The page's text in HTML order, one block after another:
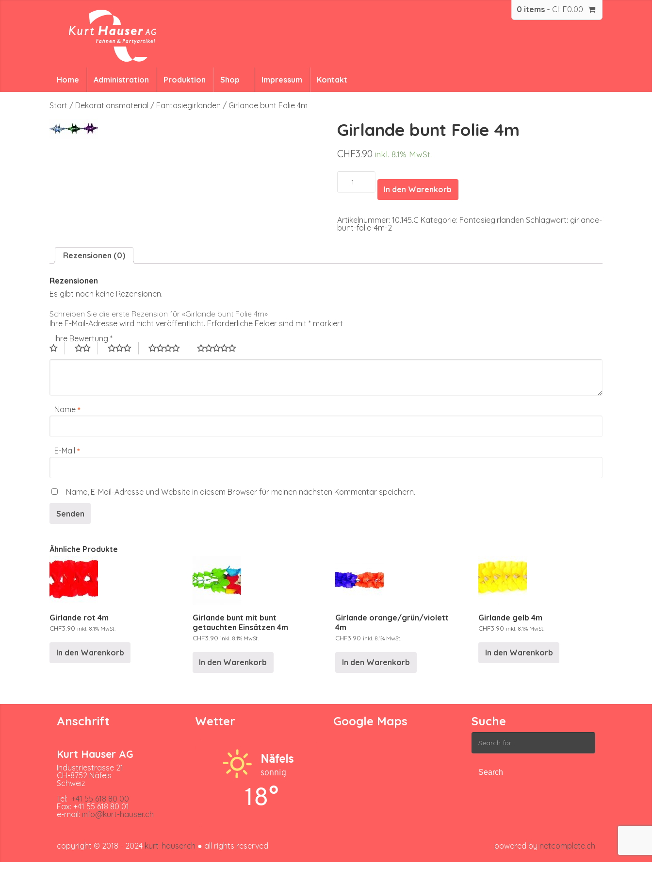
0 items - CHF0.00
Home Administration Produktion Shop Impressum Kontakt
Start / Dekorationsmaterial / Fantasiegirlanden / Girlande bunt Folie 4m
Girlande bunt Folie 4m
CHF3.90 inkl. 8.1% MwSt.
Girlande
bunt
Folie
In den Warenkorb
Artikelnummer: 10.145.C Kategorie: Fantasiegirlanden Schlagwort: girlande-
bunt-folie-4m-2
Rezensionen (0)
Rezensionen
Es gibt noch keine Rezensionen.
Schreiben Sie die erste Rezension für «Girlande bunt Folie 4m»
Ihre E-Mail-Adresse wird nicht veröffentlicht. Erforderliche Felder sind mit * markiert
Ihre Bewertung *
Name *
E-Mail *
Name, E-Mail-Adresse und Website in diesem Browser für meinen nächsten Kommentar speichern.
Ähnliche Produkte
Girlande rot 4m
CHF3.90 inkl. 8.1% MwSt.
In den Warenkorb
Girlande bunt mit bunt
getauchten Einsätzen 4m
CHF3.90 inkl. 8.1% MwSt.
In den Warenkorb
Girlande orange/grün/violett
4m
CHF3.90 inkl. 8.1% MwSt.
In den Warenkorb
Girlande gelb 4m
CHF3.90 inkl. 8.1% MwSt.
In den Warenkorb
Anschrift
Kurt Hauser AG
Industriestrasse 21
CH-8752 Näfels
Schweiz
Tel: +41 55 618 80 00
Fax: +41 55 618 80 01
e-mail: info@kurt-hauser.ch
Wetter
Näfels
sonnig
18°
Google Maps Suche
Search
for:
copyright © 2018 - 2024 kurt-hauser.ch ● all rights reserved powered by netcomplete.ch